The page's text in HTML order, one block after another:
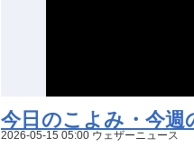
今日のこよみ・今週
2026-05-15 05:00 ウェザーニュース